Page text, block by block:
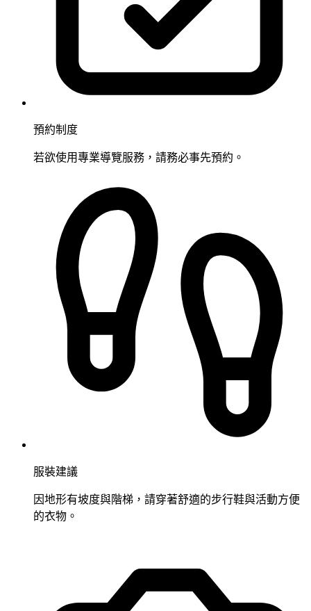
預約制度
若欲使用專業導覽服務，請務必事先預約。
服裝建議
因地形有坡度與階梯，請穿著舒適的步行鞋與活動方便
的衣物。